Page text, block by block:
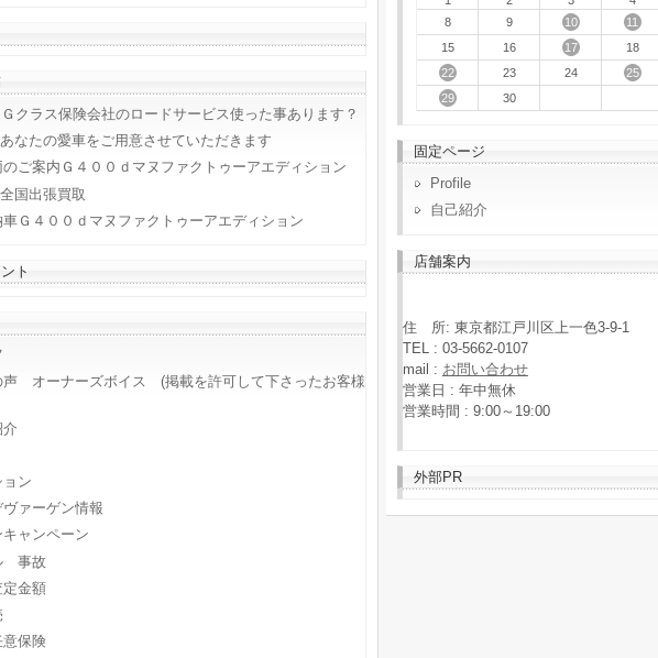
クラス保険会社のロードサービス使った事あります？
なたの愛車をご用意させていただきます
のご案内Ｇ４００ｄマヌファクトゥーアエディション
国出張買取
車Ｇ４００ｄマヌファクトゥーアエディション
ト
声 オーナーズボイス (掲載を許可して下さったお客様
介
ョン
ァーゲン情報
ャンペーン
事故
定金額
保険
8
9 10 11
15
16 17 18
22
23 24 25
29
30
固定ページ
Profile
自己紹介
店舗案内
住 所: 東京都江戸川区上一色3-9-1
TEL : 03-5662-0107
mail : お問い合わせ
営業日 : 年中無休
営業時間 : 9:00～19:00
外部PR